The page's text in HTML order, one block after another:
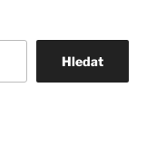
Hledat